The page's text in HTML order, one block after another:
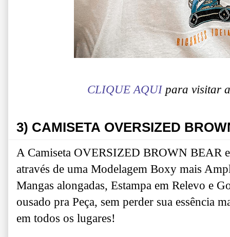
CLIQUE AQUI para visitar
3) CAMISETA OVERSIZED
A Camiseta OVERSIZED BROWN BEAR
através de uma Modelagem Boxy mais
Mangas alongadas, Estampa em Relevo e
ousado pra Peça, sem perder sua essência
em todos os lugares!